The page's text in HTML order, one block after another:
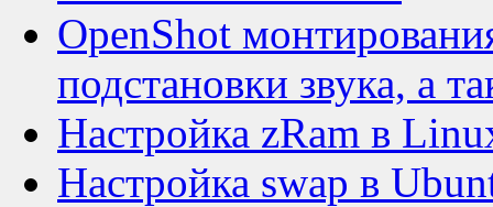
OpenShot
подстановки звука, а
Настройка zRam в
Настройка swap в